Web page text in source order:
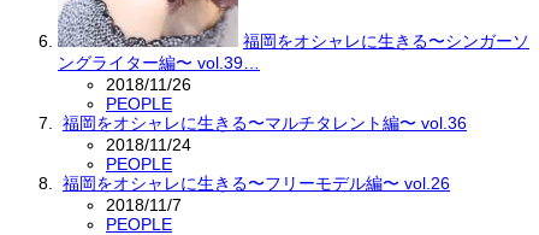
福岡をオシャレに生きる〜シンガーソ
ングライター編〜 vol.39…
2018/11/26
PEOPLE
福岡をオシャレに生きる〜マルチタレント編〜 vol.36
2018/11/24
PEOPLE
福岡をオシャレに生きる〜フリーモデル編〜 vol.26
2018/11/7
PEOPLE